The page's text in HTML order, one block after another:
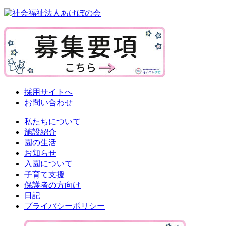
採用サイトへ
お問い合わせ
私たちについて
施設紹介
園の生活
お知らせ
入園について
子育て支援
保護者の方向け
日記
プライバシーポリシー